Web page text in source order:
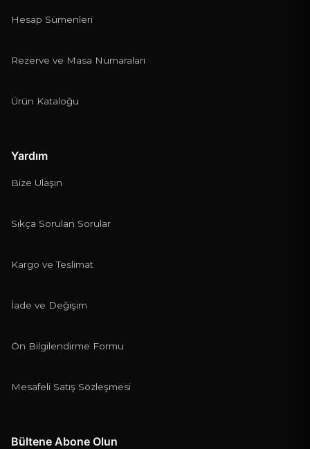
Hesap Sümenleri
Rezerve ve Masa Numaraları
Ürün Kataloğu
Yardım
Bize Ulaşın
Sıkça Sorulan Sorular
Kargo ve Teslimat
İade ve Değişim
Ön Bilgilendirme Formu
Mesafeli Satış Sözleşmesi
Bültene Abone Olun